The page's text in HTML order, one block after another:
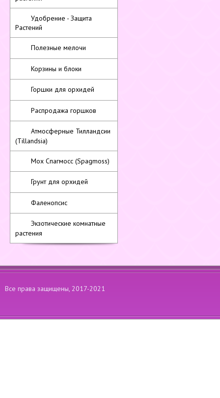
Удобрение - Защита
Растений
Полезные мелочи
Корзины и блоки
Горшки для орхидей
Распродажа горшков
Атмосферные Тилландсии
(Tillandsia)
Мох Спагмосс (Spagmoss)
Грунт для орхидей
Фаленопсис
Экзотические комнатные
растения
Все права защищены, 2017-2021